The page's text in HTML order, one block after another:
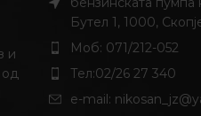
и
од
Бутел 1, 1000,
Моб: 071/212-052
Тел:02/26 27 340
e-mail: